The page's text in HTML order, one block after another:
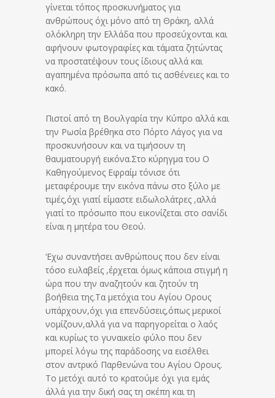
γίνεται τόπος προσκυνήματος για
ανθρώπους όχι μόνο από τη Θράκη, αλλά
ολόκληρη την Ελλάδα που προσεύχονται και
αφήνουν φωτογραφίες και τάματα ζητώντας
να προστατέψουν τους ίδιους αλλά και
αγαπημένα πρόσωπα από τις ασθένειες και το
κακό.
Πιστοί από τη Βουλγαρία την Κύπρο αλλά και
την Ρωσία βρέθηκα στο Πόρτο Λάγος για να
προσκυνήσουν και να τιμήσουν τη
θαυματουργή εικόνα.Στο κύρηγμα του Ο
Καθηγούμενος Εφραίμ τόνισε ότι
μεταφέρουμε την εικόνα πάνω στο ξύλο με
τιμές,όχι γιατί είμαστε ειδωλολάτρες ,αλλά
γιατί το πρόσωπο που εικονίζεται στο σανίδι
είναι η μητέρα του Θεού.
‘Εχω συναντήσει ανθρώπους που δεν είναι
τόσο ευλαβείς ,έρχεται όμως κάποια στιγμή η
ώρα που την αναζητούν και ζητούν τη
βοήθεια της.Τα μετόχια του Αγίου Ορους
υπάρχουν,όχι για επενδύσεις,όπως μερικοί
νομίζουν,αλλά για να παρηγορείται ο λαός
και κυρίως το γυναικείο φύλο που δεν
μπορεί λόγω της παράδοσης να εισέλθει
στον αντρικό Παρθενώνα του Αγίου Ορους.
Το μετόχι αυτό το κρατούμε όχι για εμάς
άλλά για την δική σας τη σκέπη και τη